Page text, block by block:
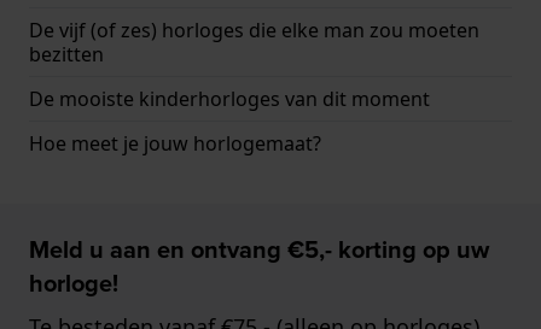
De vijf (of zes) horloges die elke man zou moeten
bezitten
De mooiste kinderhorloges van dit moment
Hoe meet je jouw horlogemaat?
Meld u aan en ontvang €5,- korting op uw
horloge!